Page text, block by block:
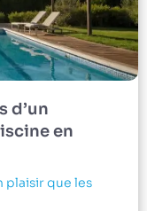
d’un
en
plaisir que les